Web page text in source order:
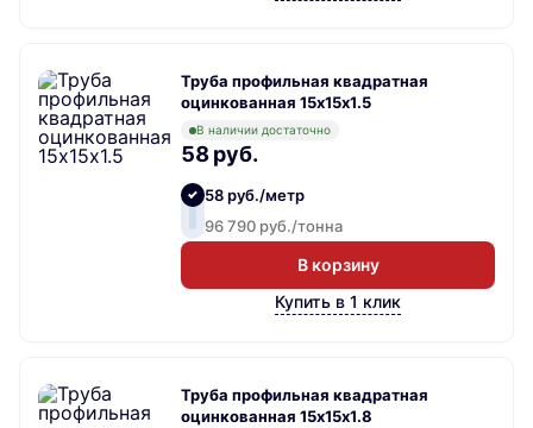
Труба профильная квадратная
оцинкованная 15х15х1.5
В наличии достаточно
58 руб.
58 руб./метр
96 790 руб./тонна
В корзину
Купить в 1 клик
Труба профильная квадратная
оцинкованная 15х15х1.8